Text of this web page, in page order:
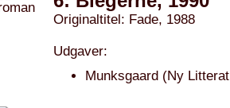
Originaltitel: Fade, 1988
Udgaver:
Munksgaard (Ny